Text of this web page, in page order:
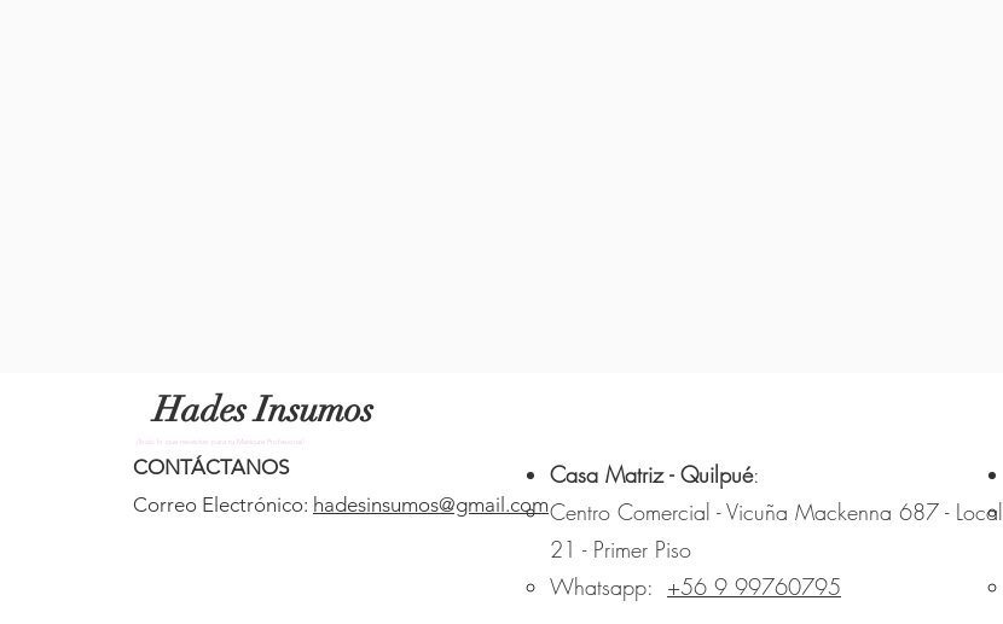
Hades Insumos
¡Todo lo que necesitas para tu Manicure Profesional!
CONTÁCTANOS
Correo Electrónico: hadesinsumos@gmail.com
Casa Matriz - Quilpué:
Centro Comercial - Vicuña Mackenna 687 - Local
21 - Primer Piso
Whatsapp: +56 9 99760795